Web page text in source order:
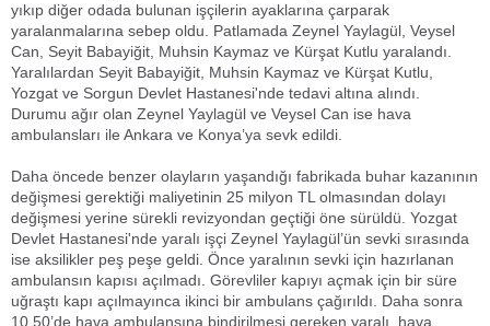
yıkıp diğer odada bulunan işçilerin ayaklarına çarparak
yaralanmalarına sebep oldu. Patlamada Zeynel Yaylagül, Veysel
Can, Seyit Babayiğit, Muhsin Kaymaz ve Kürşat Kutlu yaralandı.
Yaralılardan Seyit Babayiğit, Muhsin Kaymaz ve Kürşat Kutlu,
Yozgat ve Sorgun Devlet Hastanesi'nde tedavi altına alındı.
Durumu ağır olan Zeynel Yaylagül ve Veysel Can ise hava
ambulansları ile Ankara ve Konya’ya sevk edildi.
Daha öncede benzer olayların yaşandığı fabrikada buhar kazanının
değişmesi gerektiği maliyetinin 25 milyon TL olmasından dolayı
değişmesi yerine sürekli revizyondan geçtiği öne sürüldü. Yozgat
Devlet Hastanesi'nde yaralı işçi Zeynel Yaylagül’ün sevki sırasında
ise aksilikler peş peşe geldi. Önce yaralının sevki için hazırlanan
ambulansın kapısı açılmadı. Görevliler kapıyı açmak için bir süre
uğraştı kapı açılmayınca ikinci bir ambulans çağırıldı. Daha sonra
10.50’de hava ambulansına bindirilmesi gereken yaralı, hava